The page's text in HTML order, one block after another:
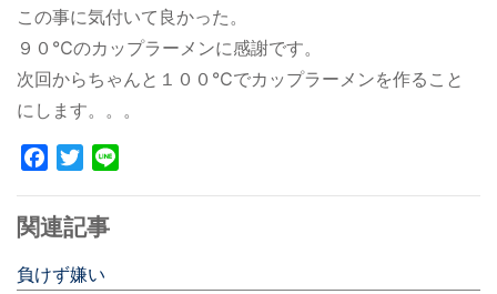
この事に気付いて良かった。
９０℃のカップラーメンに感謝です。
次回からちゃんと１００℃でカップラーメンを作ること
にします。。。
Facebook
Twitter
関連記事
負けず嫌い